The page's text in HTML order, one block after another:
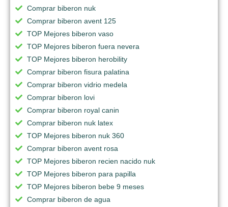
Comprar biberon nuk
Comprar biberon avent 125
TOP Mejores biberon vaso
TOP Mejores biberon fuera nevera
TOP Mejores biberon herobility
Comprar biberon fisura palatina
Comprar biberon vidrio medela
Comprar biberon lovi
Comprar biberon royal canin
Comprar biberon nuk latex
TOP Mejores biberon nuk 360
Comprar biberon avent rosa
TOP Mejores biberon recien nacido nuk
TOP Mejores biberon para papilla
TOP Mejores biberon bebe 9 meses
Comprar biberon de agua